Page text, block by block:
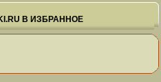
В ИЗБРАННОЕ